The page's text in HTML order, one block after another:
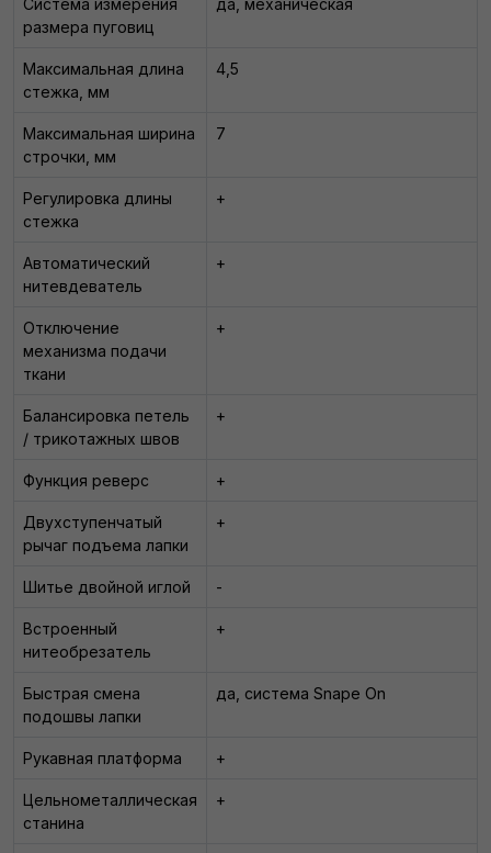
размера пуговиц
Максимальная длина
стежка, мм
4,5
Максимальная ширина
строчки, мм
7
Регулировка длины
стежка
+
Автоматический
нитевдеватель
+
Отключение
механизма подачи
ткани
+
Балансировка петель
/ трикотажных швов
+
Функция реверс +
Двухступенчатый
рычаг подъема лапки
+
Шитье двойной иглой -
Встроенный
нитеобрезатель
+
Быстрая смена
подошвы лапки
да, система Snape On
Рукавная платформа +
Цельнометаллическая
станина
+